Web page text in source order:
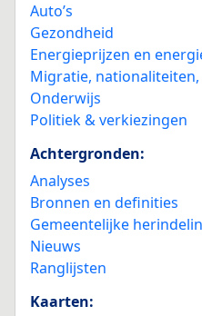
Auto’s
Gezondheid
Energieprijzen en
Migratie,
Onderwijs
Politiek & verkiezingen
Achtergronden:
Analyses
Bronnen en definities
Gemeentelijke
Nieuws
Ranglijsten
Kaarten: